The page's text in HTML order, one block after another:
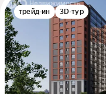
трейд-ин 3D-тур